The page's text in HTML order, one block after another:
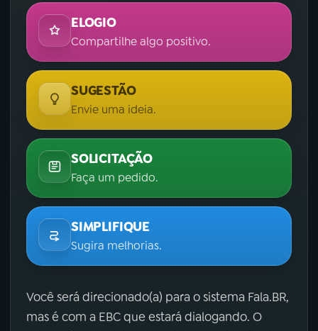
ELOGIO
Compartilhe algo positivo.
SUGESTÃO
Envie uma ideia.
SOLICITAÇÃO
Faça um pedido.
SIMPLIFIQUE
Sugira melhorias.
Você será direcionado(a) para o sistema Fala.BR,
mas é com a EBC que estará dialogando. O